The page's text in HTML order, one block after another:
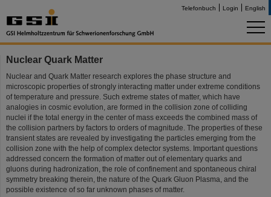
Telefonbuch Login English
Nuclear Quark Matter
Nuclear and Quark Matter research explores the phase structure and
microscopic properties of strongly interacting matter under extreme conditions
of temperature and pressure. Such extreme states of matter, which have
analogies in cosmic evolution, are formed in the collision zone of colliding
nuclei if the total energy in the center of mass exceeds the combined mass of
the collision partners by factors to orders of magnitude. The properties of these
transient states are revealed by investigating the particles emerging from the
collision zone with the help of complex detector systems. Important questions
addressed concern the formation of matter out of elementary quarks and
gluons during hadronization, the role of confinement and spontaneous chiral
symmetry breaking therein, the nature of the Quark Gluon Plasma, and the
possible existence of so far unknown phases of matter.